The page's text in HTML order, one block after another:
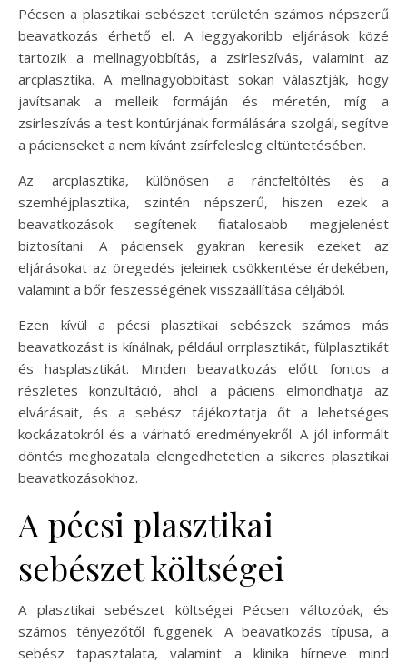
Pécsen a plasztikai sebészet területén számos népszerű
beavatkozás érhető el. A leggyakoribb eljárások közé
tartozik a mellnagyobbítás, a zsírleszívás, valamint az
arcplasztika. A mellnagyobbítást sokan választják, hogy
javítsanak a melleik formáján és méretén, míg a
zsírleszívás a test kontúrjának formálására szolgál, segítve
a pácienseket a nem kívánt zsírfelesleg eltüntetésében.
Az arcplasztika, különösen a ráncfeltöltés és a
szemhéjplasztika, szintén népszerű, hiszen ezek a
beavatkozások segítenek fiatalosabb megjelenést
biztosítani. A páciensek gyakran keresik ezeket az
eljárásokat az öregedés jeleinek csökkentése érdekében,
valamint a bőr feszességének visszaállítása céljából.
Ezen kívül a pécsi plasztikai sebészek számos más
beavatkozást is kínálnak, például orrplasztikát, fülplasztikát
és hasplasztikát. Minden beavatkozás előtt fontos a
részletes konzultáció, ahol a páciens elmondhatja az
elvárásait, és a sebész tájékoztatja őt a lehetséges
kockázatokról és a várható eredményekről. A jól informált
döntés meghozatala elengedhetetlen a sikeres plasztikai
beavatkozásokhoz.
A pécsi plasztikai
sebészet költségei
A plasztikai sebészet költségei Pécsen változóak, és
számos tényezőtől függenek. A beavatkozás típusa, a
sebész tapasztalata, valamint a klinika hírneve mind